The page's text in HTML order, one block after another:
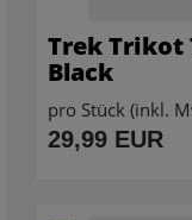
Trek Trikot
Black
pro Stück (inkl.
29,99 EUR